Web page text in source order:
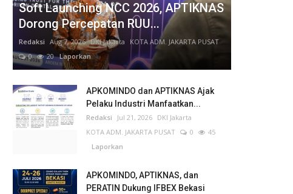
Soft Launching NCC 2026, APTIKNAS
Dorong Percepatan RUU...
Redaksi Aug 7, 2026 DKI Jakarta
KOTA ADM. JAKARTA PUSAT
0
20Laporkan
APKOMINDO dan APTIKNAS Ajak
Pelaku Industri Manfaatkan...
Redaksi Jul 21, 2026 DKI Jakarta
KOTA ADM. JAKARTA PUSAT
0
45
Laporkan
APKOMINDO, APTIKNAS, dan
PERATIN Dukung IFBEX Bekasi